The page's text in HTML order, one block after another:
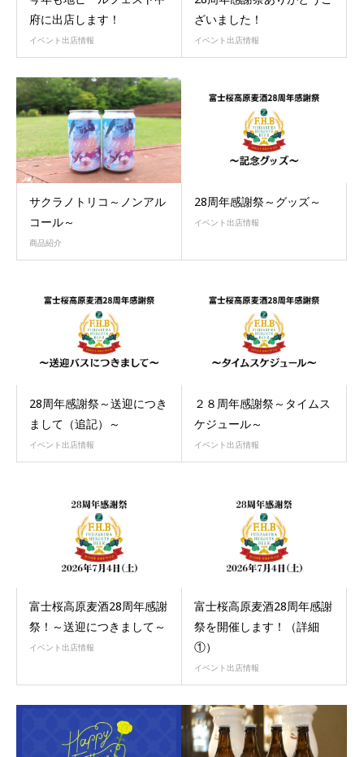
府に出店します！
イベント出店情報
ざいました！
イベント出店情報
サクラノトリコ～ノンアル
コール～
商品紹介
28周年感謝祭～グッズ～
イベント出店情報
28周年感謝祭～送迎につき
まして（追記）～
イベント出店情報
２８周年感謝祭～タイムス
ケジュール～
イベント出店情報
富士桜高原麦酒28周年感謝
祭！～送迎につきまして～
イベント出店情報
富士桜高原麦酒28周年感謝
祭を開催します！（詳細
①）
イベント出店情報